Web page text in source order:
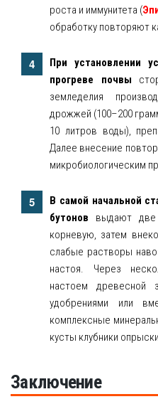
роста и иммунитета (
обработку повторяют
При установлении
прогреве почвы
земледелия
дрожжей (100–200
10 литров воды),
Далее внесение
микробиологическим
В самой начальной
бутонов выдают две
корневую, затем
слабые растворы
настоя. Через
настоем древесной
удобрениями или
комплексные
кусты клубники
Заключение